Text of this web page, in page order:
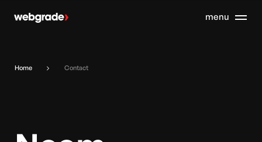
Home Contact